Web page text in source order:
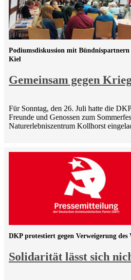
Gemeinsam gegen
Podiumsdiskussion mit
Kiel
Für Sonntag, den 26. Juli hatte die
Freunde und Genossen zum
Naturerlebniszentrum Kollhorst
Solidarität lässt sich
DKP protestiert gegen Verweigerung